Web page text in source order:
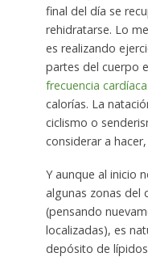
final del día se
rehidratarse. Lo
es realizando
partes del cuerpo
frecuencia cardíaca
calorías. La
ciclismo o
considerar a
Y aunque al inicio
algunas zonas del
(pensando
localizadas), es
depósito de